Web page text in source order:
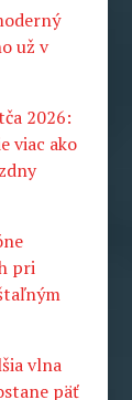
už v
2026:
viac ako
pri
vlna
päť